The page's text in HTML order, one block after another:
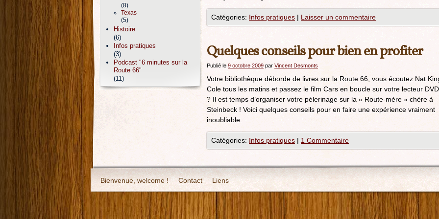
Catégories: Infos pratiques | Laisser un commentaire
Quelques conseils pour bien en profiter
Publié le 9 octobre 2009 par Vincent Desmonts
Votre bibliothèque déborde de livres sur la Route 66, vous écoutez Nat
Cole tous les matins et passez le film Cars en boucle sur votre lecteur DVD
? Il est temps d’organiser votre pèlerinage sur la « Route-mère » chère à
Steinbeck ! Voici quelques conseils pour en faire une expérience vraiment
inoubliable.
Catégories: Infos pratiques | 1 Commentaire
(8)
Texas
(5)
Histoire
(6)
Infos pratiques
(3)
Podcast "6 minutes sur la
Route 66"
(11)
Bienvenue, welcome ! Contact Liens